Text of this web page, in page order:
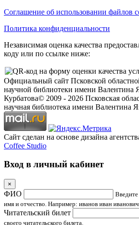
Соглашение об использовании файлов
Политика конфиденциальности
Независимая оценка качества
коду или по ссылке ниже:
Официальный сайт Псковской
научной библиотеки имени Валентина
Курбатова© 2009 - 2026 Псковская
научная библиотека имени Валентина
Сайт сделан на основе дизайна
Coffee Studio
Вход в личный кабинет
×
ФИО
имя и отчество. Например: иванов иван иванович
Читательский билет
своего читательского билета.